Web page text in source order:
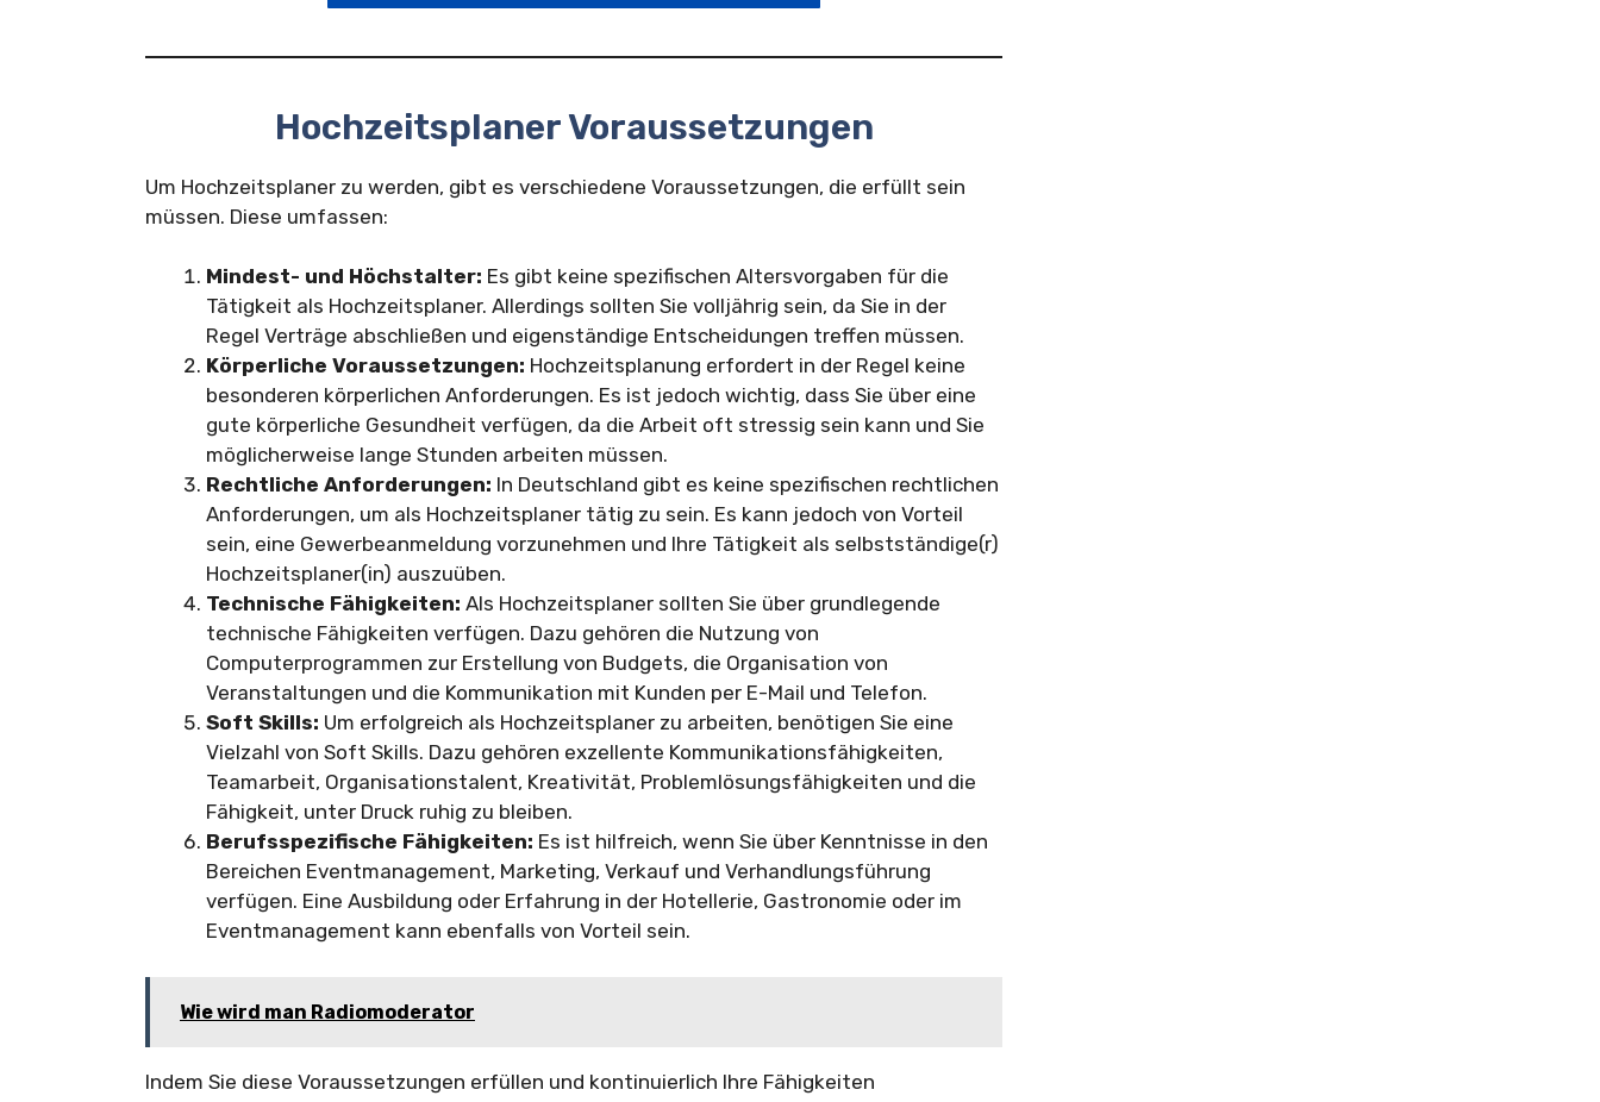
Hochzeitsplaner Voraussetzungen
Um Hochzeitsplaner zu werden, gibt es verschiedene Voraussetzungen, die erfüllt sein
müssen. Diese umfassen:
Mindest- und Höchstalter: Es gibt keine spezifischen Altersvorgaben für die
Tätigkeit als Hochzeitsplaner. Allerdings sollten Sie volljährig sein, da Sie in der
Regel Verträge abschließen und eigenständige Entscheidungen treffen müssen.
Körperliche Voraussetzungen: Hochzeitsplanung erfordert in der Regel keine
besonderen körperlichen Anforderungen. Es ist jedoch wichtig, dass Sie über eine
gute körperliche Gesundheit verfügen, da die Arbeit oft stressig sein kann und Sie
möglicherweise lange Stunden arbeiten müssen.
Rechtliche Anforderungen: In Deutschland gibt es keine spezifischen rechtlichen
Anforderungen, um als Hochzeitsplaner tätig zu sein. Es kann jedoch von Vorteil
sein, eine Gewerbeanmeldung vorzunehmen und Ihre Tätigkeit als selbstständige(r)
Hochzeitsplaner(in) auszuüben.
Technische Fähigkeiten: Als Hochzeitsplaner sollten Sie über grundlegende
technische Fähigkeiten verfügen. Dazu gehören die Nutzung von
Computerprogrammen zur Erstellung von Budgets, die Organisation von
Veranstaltungen und die Kommunikation mit Kunden per E-Mail und Telefon.
Soft Skills: Um erfolgreich als Hochzeitsplaner zu arbeiten, benötigen Sie eine
Vielzahl von Soft Skills. Dazu gehören exzellente Kommunikationsfähigkeiten,
Teamarbeit, Organisationstalent, Kreativität, Problemlösungsfähigkeiten und die
Fähigkeit, unter Druck ruhig zu bleiben.
Berufsspezifische Fähigkeiten: Es ist hilfreich, wenn Sie über Kenntnisse in den
Bereichen Eventmanagement, Marketing, Verkauf und Verhandlungsführung
verfügen. Eine Ausbildung oder Erfahrung in der Hotellerie, Gastronomie oder im
Eventmanagement kann ebenfalls von Vorteil sein.
Wie wird man Radiomoderator
Indem Sie diese Voraussetzungen erfüllen und kontinuierlich Ihre Fähigkeiten